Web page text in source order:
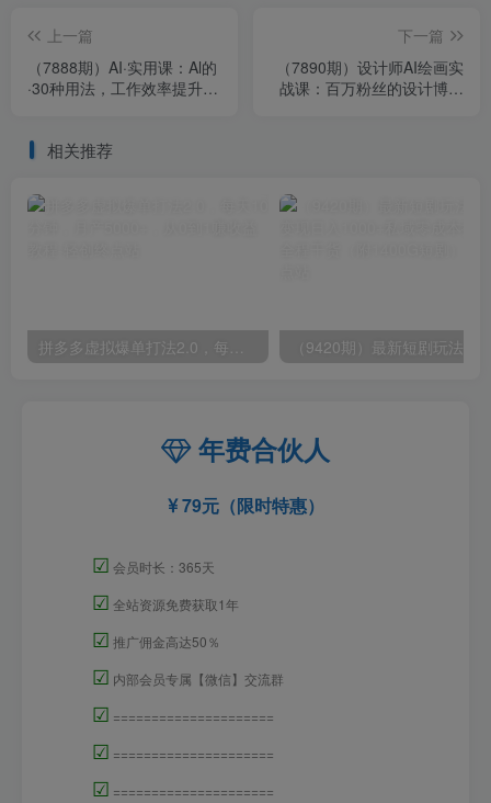
上一篇
（7888期）AI·实用课：Al的
·30种用法，工作效率提升数
下一篇
（7890期）设计师AI绘画实
战课：百万粉丝的设计博主
相关推荐
年费合伙人
79元（限时特惠）
☑ 会员时长：365天
☑ 全站资源免费获取1年
☑ 推广佣金高达50％
☑ 内部会员专属【微信】交流群
☑ =====================
☑ =====================
☑ =====================